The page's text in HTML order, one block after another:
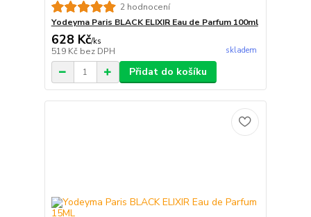
2 hodnocení
Yodeyma Paris BLACK ELIXIR Eau de Parfum 100ml
628 Kč/ks
519 Kč bez DPH skladem
Přidat do košíku